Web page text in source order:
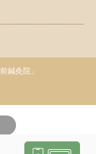
鍼灸院」